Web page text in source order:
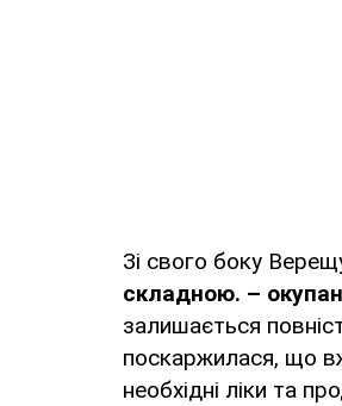
Зі свого боку
складною. –
залишається
поскаржилася, що
необхідні ліки та